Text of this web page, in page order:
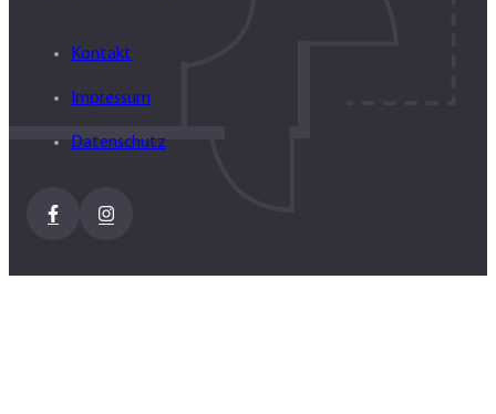
Kontakt
Impressum
Datenschutz